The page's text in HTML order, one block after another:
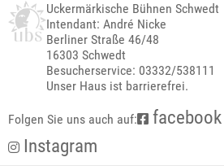
Uckermärkische Bühnen Schwedt
Intendant: André Nicke
Berliner Straße 46/48
16303 Schwedt
Besucherservice: 03332/538111
Unser Haus ist barrierefrei.
Folgen Sie uns auch auf: facebook
Instagram